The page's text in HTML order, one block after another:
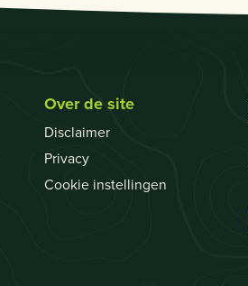
Over de site
Disclaimer
Privacy
Cookie instellingen